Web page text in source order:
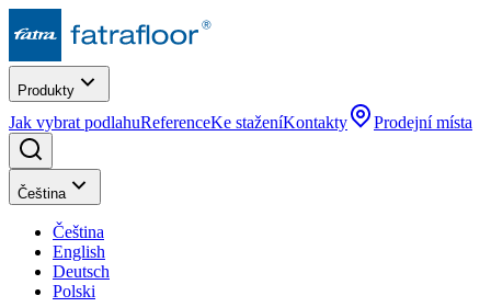
Produkty
Jak vybrat podlahuReferenceKe staženíKontakty Prodejní místa
Čeština
Čeština
English
Deutsch
Polski